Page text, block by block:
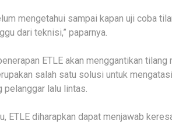
mengetahui sampai kapan uji coba
dari teknisi,” paparnya.
ETLE akan menggantikan
salah satu solusi untuk
pelanggar lalu lintas.
ETLE diharapkan dapat menjawab